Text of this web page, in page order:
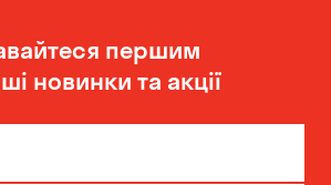
першим
новинки та акції